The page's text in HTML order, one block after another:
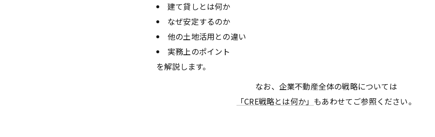
建て貸しとは何か
なぜ安定するのか
他の土地活用との違い
実務上のポイント
を解説します。
なお、企業不動産全体の戦略については
「CRE戦略とは何か」 もあわせてご参照ください。